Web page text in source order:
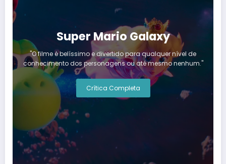
Super Mario Galaxy
"O filme é belíssimo e divertido para qualquer nível de
conhecimento dos personagens ou até mesmo nenhum."
Crítica Completa